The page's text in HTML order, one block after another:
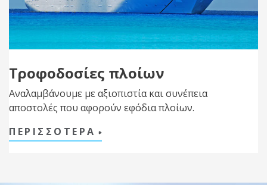
Τροφοδοσίες πλοίων
Αναλαμβάνουμε με αξιοπιστία και συνέπεια
αποστολές που αφορούν εφόδια πλοίων.
ΠΕΡΙΣΣΟΤΕΡΑ